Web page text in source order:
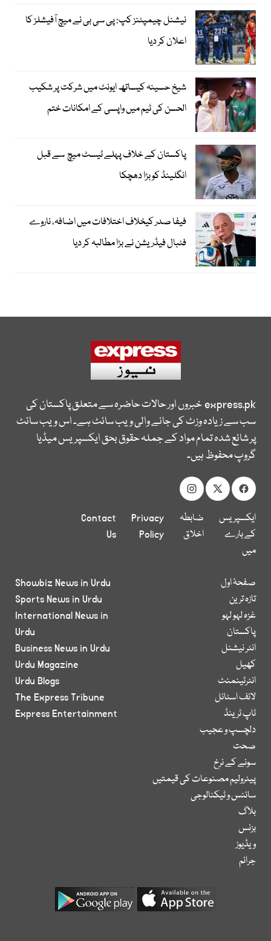
نیشنل چیمپئنز کپ: پی سی بی نے میچ آفیشلز کا
اعلان کر دیا
شیخ حسینہ کیساتھ ایونٹ میں شرکت پر شکیب
الحسن کی ٹیم میں واپسی کے امکانات ختم
پاکستان کے خلاف پہلے ٹیسٹ میچ سے قبل
انگلینڈ کو بڑا دھچکا
فیفا صدر کیخلاف اختلافات میں اضافہ، ناروے
فٹبال فیڈریشن نے بڑا مطالبہ کر دیا
express.pkخبروں اور حالات حاضرہ سے متعلق پاکستان کی
سب سے زیادہ وزٹ کی جانے والی ویب سائٹ ہے۔ اس ویب سائٹ
پر شائع شدہ تمام مواد کے جملہ حقوق بحق ایکسپریس میڈیا
گروپ محفوظ ہیں۔
ایکسپریس
کے بارے
میں
ضابطہ
اخلاق
Privacy
Policy
Contact
Us
صفحۂ اول
تازہ ترین
غزہ لہو لہو
پاکستان
انٹر نیشنل
کھیل
انٹرٹینمنٹ
لائف اسٹائل
ٹاپ ٹرینڈ
دلچسپ و عجیب
صحت
سونے کے نرخ
پیٹرولیم مصنوعات کی قیمتیں
سائنس و ٹیکنالوجی
بلاگ
بزنس
ویڈیوز
جرائم
Showbiz News in Urdu
Sports News in Urdu
International News in
Urdu
Business News in Urdu
Urdu Magazine
Urdu Blogs
The Express Tribune
Express Entertainment